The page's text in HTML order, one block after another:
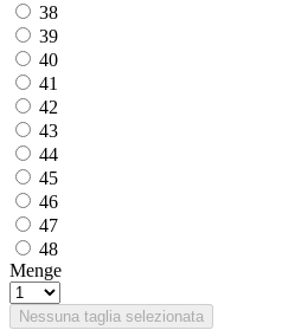
38
39
40
41
42
43
44
45
46
47
48
Menge
Nessuna taglia selezionata